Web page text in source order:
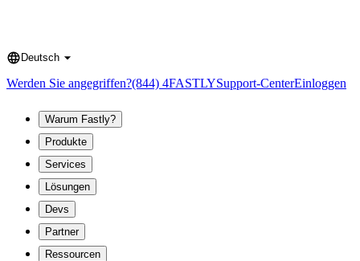
Language
Deutsch
Werden Sie angegriffen?(844) 4FASTLYSupport-CenterEinloggen
Warum Fastly?
Produkte
Services
Lösungen
Devs
Partner
Ressourcen